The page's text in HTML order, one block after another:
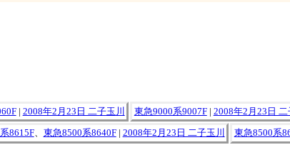
| 2008年2月23日 二子玉川 東急9000系9007F| 2008年2月23日 二
8615F、 東急8500系8640F| 2008年2月23日 二子玉川 東急8500系